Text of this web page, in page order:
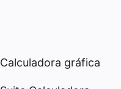
Calculadora gráfica